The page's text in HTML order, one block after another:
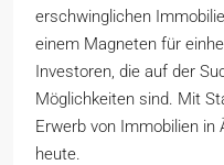
erschwinglichen
einem Magneten für
Investoren, die auf der
Möglichkeiten sind. Mit
Erwerb von Immobilien in
heute.